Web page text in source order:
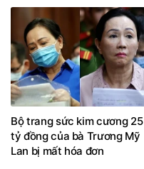
Bộ trang sức kim cương 25
tỷ đồng của bà Trương Mỹ
Lan bị mất hóa đơn